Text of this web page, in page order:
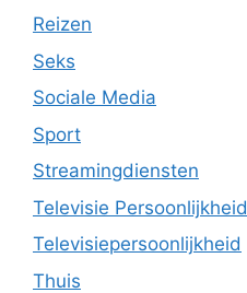
Reizen
Seks
Sociale Media
Sport
Streamingdiensten
Televisie Persoonlijkheid
Televisiepersoonlijkheid
Thuis